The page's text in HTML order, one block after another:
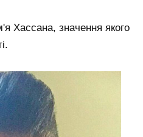
Хассана, значення якого